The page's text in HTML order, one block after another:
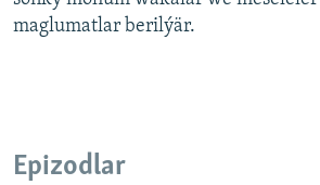
maglumatlar berilýär.
Epizodlar